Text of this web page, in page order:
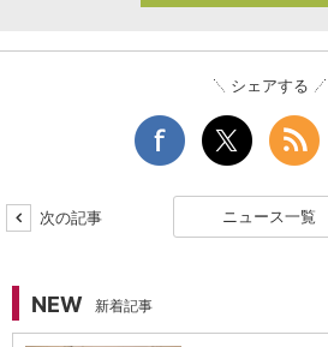
シェアする
次の記事 ニュース一覧
NEW 新着記事